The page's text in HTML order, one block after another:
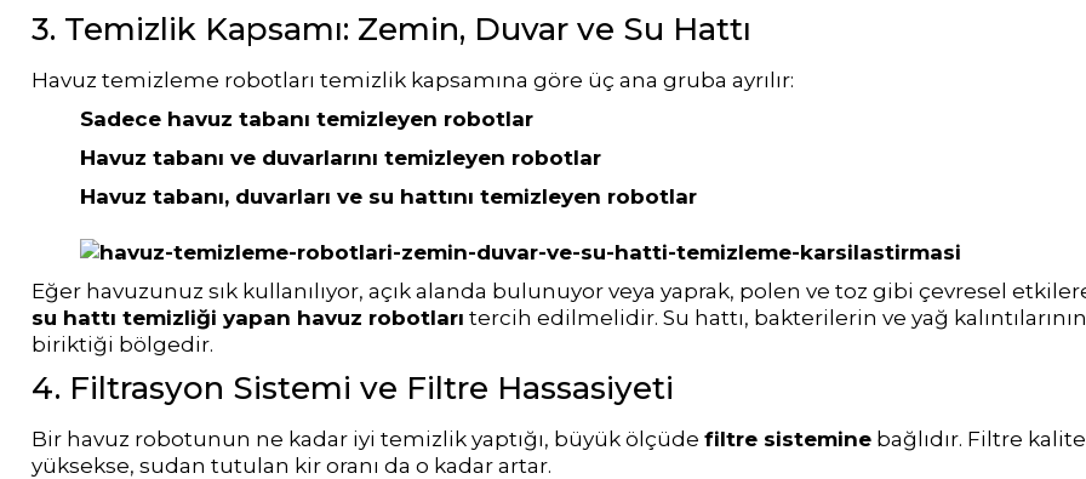
Havuz Filtre
Havuz Kış Kimyasalı
Pool Havuz Kimyasalları
Endüstriyel Blower
Ayak Havuzu
Bahçe
Havuz Duş Sistemleri
Chasing Poolmate Havuz Robotu Yedek
Parça Sarf Malzemeleri
3. Temizlik Kapsamı: Zemin, Duvar ve Su Hattı
Havuz temizleme robotları temizlik kapsamına göre üç ana gruba ayrılır:
Sadece havuz tabanı temizleyen robotlar
Havuz tabanı ve duvarlarını temizleyen robotlar
Havuz tabanı, duvarları ve su hattını temizleyen robotlar
Eğer havuzunuz sık kullanılıyor, açık alanda bulunuyor veya yaprak, polen ve toz gibi çevresel
su hattı temizliği yapan havuz robotları tercih edilmelidir. Su hattı, bakterilerin ve yağ
biriktiği bölgedir.
4. Filtrasyon Sistemi ve Filtre Hassasiyeti
Bir havuz robotunun ne kadar iyi temizlik yaptığı, büyük ölçüde filtre sistemine bağlıdır. Filtre
yüksekse, sudan tutulan kir oranı da o kadar artar.